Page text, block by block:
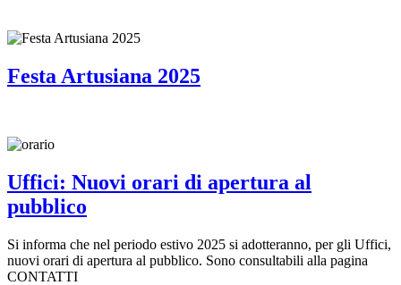
Festa Artusiana 2025
Uffici: Nuovi orari di apertura al
pubblico
Si informa che nel periodo estivo 2025 si adotteranno, per gli Uffici,
nuovi orari di apertura al pubblico. Sono consultabili alla pagina
CONTATTI